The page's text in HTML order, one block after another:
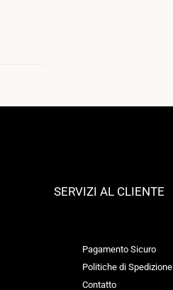
SERVIZI AL CLIENTE
Pagamento Sicuro
Politiche di Spedizione
Contatto